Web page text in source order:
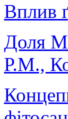
Вплив
Доля
Р.М.,